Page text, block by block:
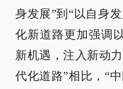
身发展”到“以自身
化新道路更加强调
新机遇，注入新动
代化道路”相比，“